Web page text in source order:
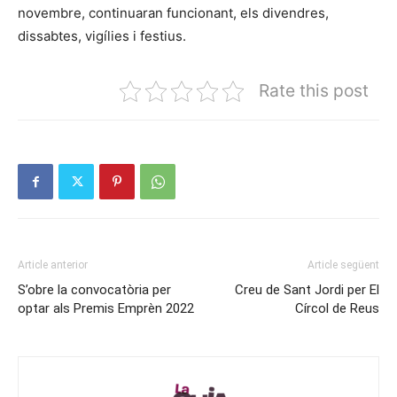
novembre, continuaran funcionant, els divendres,
dissabtes, vigílies i festius.
Rate this post
Article anterior
S’obre la convocatòria per
optar als Premis Emprèn 2022
Article següent
Creu de Sant Jordi per El
Círcol de Reus